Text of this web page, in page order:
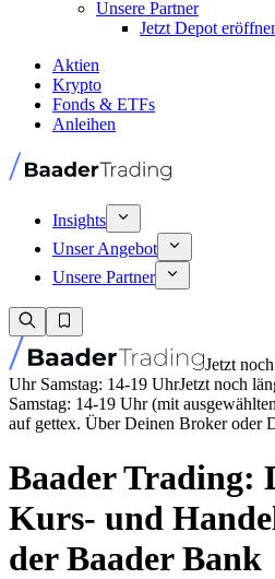
Unsere Partner
Jetzt Depot
Aktien
Krypto
Fonds & ETFs
Anleihen
Insights
Unser Angebot
Unsere Partner
Jetzt
Uhr Samstag: 14-19 UhrJetzt noch
Samstag: 14-19 Uhr (mit
auf gettex. Über Deinen Broker oder
Baader Trading:
Kurs- und
der Baader Bank